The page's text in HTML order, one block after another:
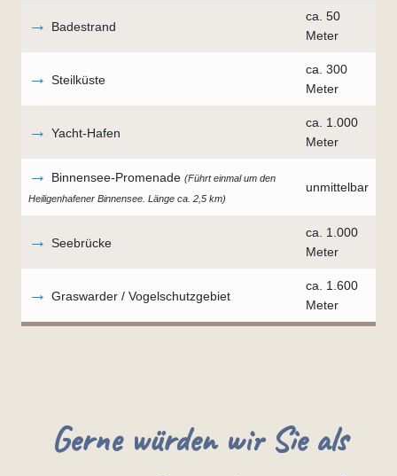
→ Badestrand
ca. 50
Meter
→ Steilküste
ca. 300
Meter
→ Yacht-Hafen
ca. 1.000
Meter
→ Binnensee-Promenade(Führt einmal um den
Heiligenhafener Binnensee. Länge ca. 2,5 km)
unmittelbar
→ Seebrücke
ca. 1.000
Meter
→ Graswarder / Vogelschutzgebiet
ca. 1.600
Meter
Gerne würden wir Sie als